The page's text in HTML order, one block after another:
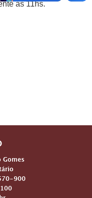
às 11hs.
900